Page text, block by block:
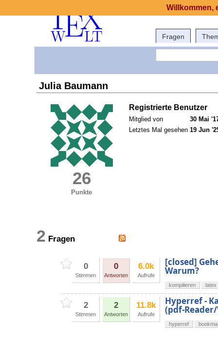
Fragen
Julia Baumann
26
Punkte
Registrierte Benutzer
Mitglied von
30 Mai
Letztes Mal gesehen 19 Jun
2 Fragen
0
Stimmen
0
Antworten
6.0k
Aufrufe
[closed]
Warum?
kompilieren latex
2
Stimmen
2
Antworten
11.8k
Aufrufe
Hyperref -
(pdf-
hyperref
Willkommen,